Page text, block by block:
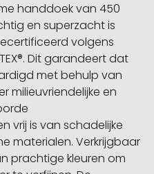
handdoek van 450
en superzacht is
volgens
TEX®. Dit garandeert dat
met behulp van
milieuvriendelijke en
vrij is van schadelijke
materialen. Verkrijgbaar
prachtige kleuren om